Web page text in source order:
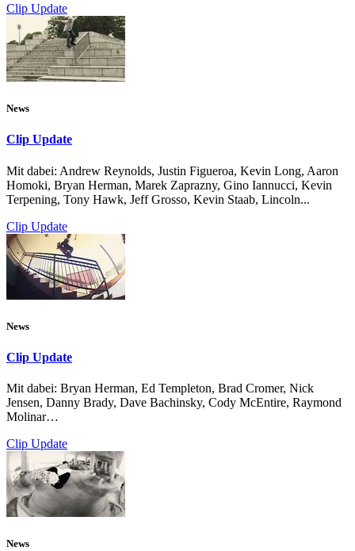
Clip Update
News
Clip Update
Mit dabei: Andrew Reynolds, Justin Figueroa, Kevin Long, Aaron
Homoki, Bryan Herman, Marek Zaprazny, Gino Iannucci, Kevin
Terpening, Tony Hawk, Jeff Grosso, Kevin Staab, Lincoln...
Clip Update
News
Clip Update
Mit dabei: Bryan Herman, Ed Templeton, Brad Cromer, Nick
Jensen, Danny Brady, Dave Bachinsky, Cody McEntire, Raymond
Molinar…
Clip Update
News